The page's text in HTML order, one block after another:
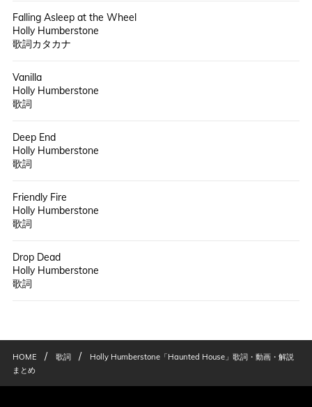
Falling Asleep at the Wheel
Holly Humberstone
歌詞カタカナ
Vanilla
Holly Humberstone
歌詞
Deep End
Holly Humberstone
歌詞
Friendly Fire
Holly Humberstone
歌詞
Drop Dead
Holly Humberstone
歌詞
HOME / 歌詞 /
Holly Humberstone「Haunted House」歌詞・動画・解説
まとめ